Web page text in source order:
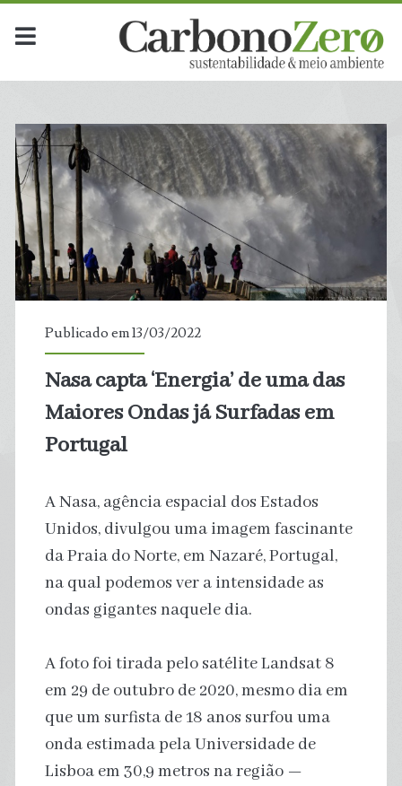
Publicado em 13/03/2022
Nasa capta ‘Energia’ de uma das
Maiores Ondas já Surfadas em
Portugal
A Nasa, agência espacial dos Estados
Unidos, divulgou uma imagem fascinante
da Praia do Norte, em Nazaré, Portugal,
na qual podemos ver a intensidade as
ondas gigantes naquele dia.
A foto foi tirada pelo satélite Landsat 8
em 29 de outubro de 2020, mesmo dia em
que um surfista de 18 anos surfou uma
onda estimada pela Universidade de
Lisboa em 30,9 metros na região —